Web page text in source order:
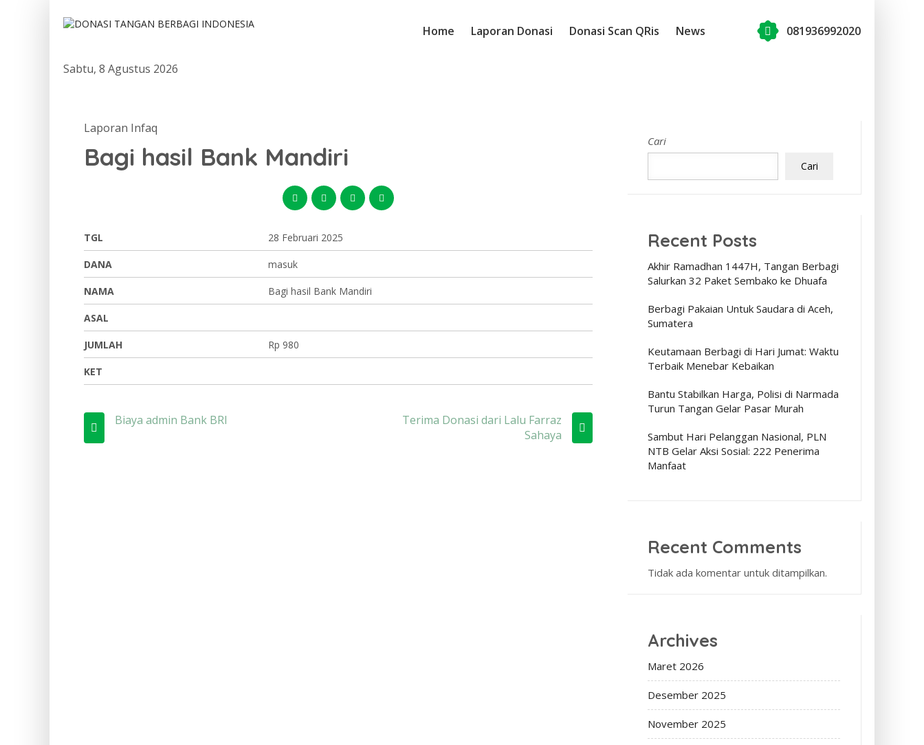
Home Laporan Donasi Donasi Scan QRis News 081936992020
Sabtu, 8 Agustus 2026
Laporan Infaq
Bagi hasil Bank Mandiri
TGL 28 Februari 2025
DANA masuk
NAMA Bagi hasil Bank Mandiri
ASAL
JUMLAH Rp 980
KET
Biaya admin Bank BRI
Terima Donasi dari Lalu Farraz
Sahaya
Cari
Cari
Recent Posts
Akhir Ramadhan 1447H, Tangan Berbagi
Salurkan 32 Paket Sembako ke Dhuafa
Berbagi Pakaian Untuk Saudara di Aceh,
Sumatera
Keutamaan Berbagi di Hari Jumat: Waktu
Terbaik Menebar Kebaikan
Bantu Stabilkan Harga, Polisi di Narmada
Turun Tangan Gelar Pasar Murah
Sambut Hari Pelanggan Nasional, PLN
NTB Gelar Aksi Sosial: 222 Penerima
Manfaat
Recent Comments
Tidak ada komentar untuk ditampilkan.
Archives
Maret 2026
Desember 2025
November 2025